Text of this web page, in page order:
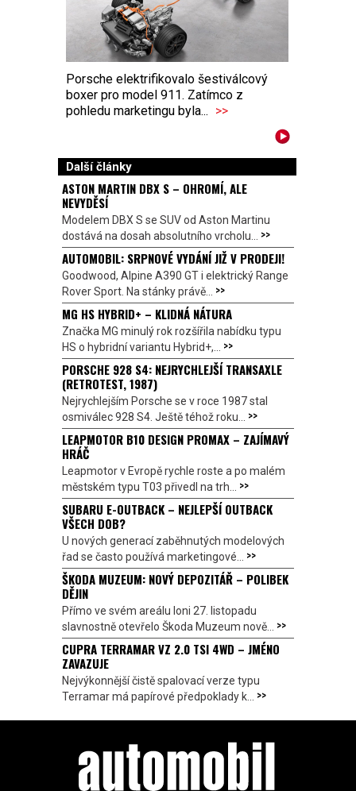
Porsche elektrifikovalo šestiválcový
boxer pro model 911. Zatímco z
pohledu marketingu byla... >>
Další články
ASTON MARTIN DBX S – OHROMÍ, ALE
NEVYDĚSÍ
Modelem DBX S se SUV od Aston Martinu
dostává na dosah absolutního vrcholu... >>
AUTOMOBIL: SRPNOVÉ VYDÁNÍ JIŽ V PRODEJI!
Goodwood, Alpine A390 GT i elektrický Range
Rover Sport. Na stánky právě... >>
MG HS HYBRID+ – KLIDNÁ NÁTURA
Značka MG minulý rok rozšířila nabídku typu
HS o hybridní variantu Hybrid+,... >>
PORSCHE 928 S4: NEJRYCHLEJŠÍ TRANSAXLE
(RETROTEST, 1987)
Nejrychlejším Porsche se v roce 1987 stal
osmiválec 928 S4. Ještě téhož roku... >>
LEAPMOTOR B10 DESIGN PROMAX – ZAJÍMAVÝ
HRÁČ
Leapmotor v Evropě rychle roste a po malém
městském typu T03 přivedl na trh... >>
SUBARU E-OUTBACK – NEJLEPŠÍ OUTBACK
VŠECH DOB?
U nových generací zaběhnutých modelových
řad se často používá marketingové... >>
ŠKODA MUZEUM: NOVÝ DEPOZITÁŘ – POLIBEK
DĚJIN
Přímo ve svém areálu loni 27. listopadu
slavnostně otevřelo Škoda Muzeum nově... >>
CUPRA TERRAMAR VZ 2.0 TSI 4WD – JMÉNO
ZAVAZUJE
Nejvýkonnější čistě spalovací verze typu
Terramar má papírové předpoklady k... >>